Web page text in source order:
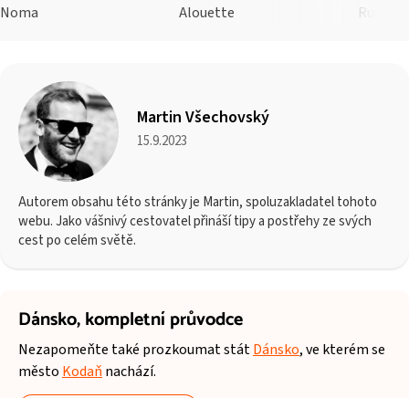
Noma Alouette Rufino
Martin Všechovský
15.9.2023
Autorem obsahu této stránky je Martin, spoluzakladatel tohoto
webu. Jako vášnivý cestovatel přináší tipy a postřehy ze svých
cest po celém světě.
Dánsko,kompletní průvodce
Nezapomeňte také prozkoumat státDánsko, ve kterém se
město Kodaň nachází.